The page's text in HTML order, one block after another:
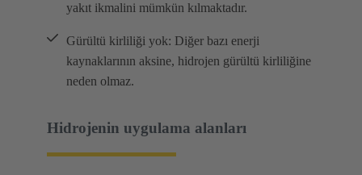
yakıt ikmalini mümkün kılmaktadır.
Gürültü kirliliği yok: Diğer bazı enerji
kaynaklarının aksine, hidrojen gürültü kirliliğine
neden olmaz.
Hidrojenin uygulama alanları